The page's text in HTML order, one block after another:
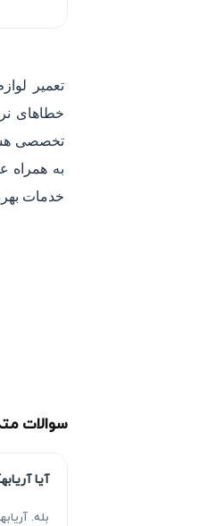
تعمیر
خطاهای
تخصصی
خدمات
سوالات
آیا